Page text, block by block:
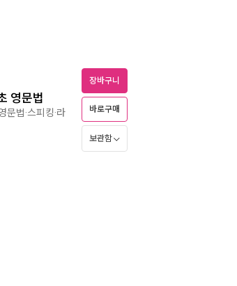
영문법
문법·스피킹·라
장바구니
바로구매
보관함